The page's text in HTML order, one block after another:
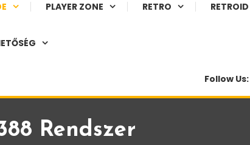
PLAYER ZONE RETRO
Follow Us:
Rendszer